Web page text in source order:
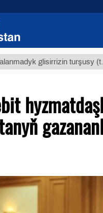
glisirrizin turşusy (t.)